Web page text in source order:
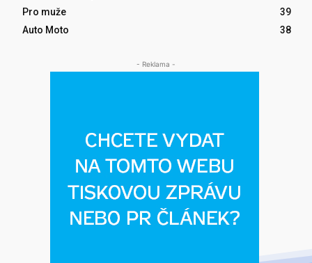
Pro muže
39
Auto Moto
38
- Reklama -